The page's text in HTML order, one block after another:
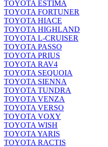
TOYOTA ESTIMA
TOYOTA FORTUNER
TOYOTA HIACE
TOYOTA HIGHLAND
TOYOTA L-CRUISER
TOYOTA PASSO
TOYOTA PRIUS
TOYOTA RAV4
TOYOTA SEQUOIA
TOYOTA SIENNA
TOYOTA TUNDRA
TOYOTA VENZA
TOYOTA VERSO
TOYOTA VOXY
TOYOTA WISH
TOYOTA YARIS
TOYOTA RACTIS